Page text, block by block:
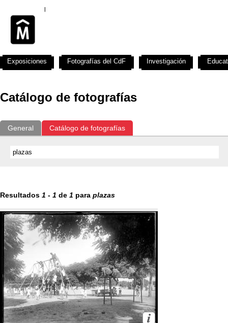
Catálogo de fotografías
General Catálogo de fotografías
Resultados 1 - 1 de 1 para plazas
Exposiciones Fotografías del CdF Investigación